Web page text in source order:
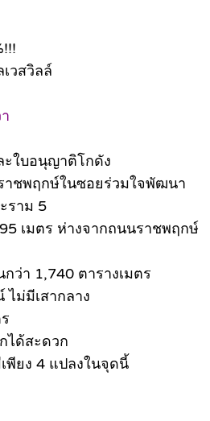
วสวิลล์
ใบอนุญาติโกดัง
าชพฤกษ์ในซอยร่วมใจพัฒนา
ราม 5
เมตร ห่างจากถนนราชพฤกษ์
ว่า 1,740 ตารางเมตร
ไม่มีเสากลาง
ได้สะดวก
พียง 4 แปลงในจุดนี้